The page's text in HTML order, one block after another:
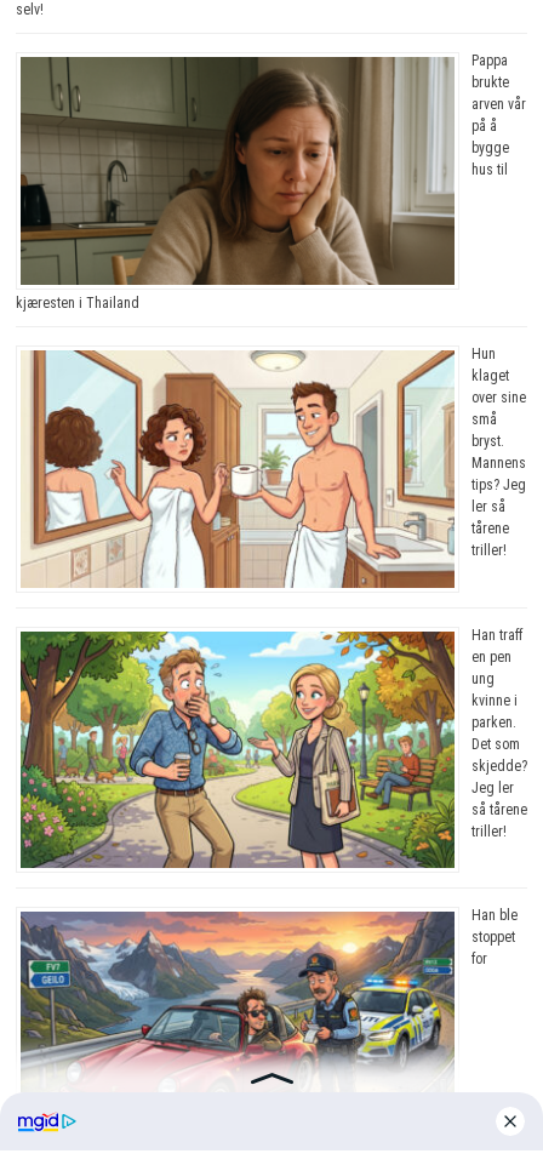
selv!
Pappa
brukte
arven vår
på å
bygge
hus til
kjæresten i Thailand
Hun
klaget
over sine
små
bryst.
Mannens
tips? Jeg
ler så
tårene
triller!
Han traff
en pen
ung
kvinne i
parken.
Det som
skjedde?
Jeg ler
så tårene
triller!
Han ble
stoppet
for